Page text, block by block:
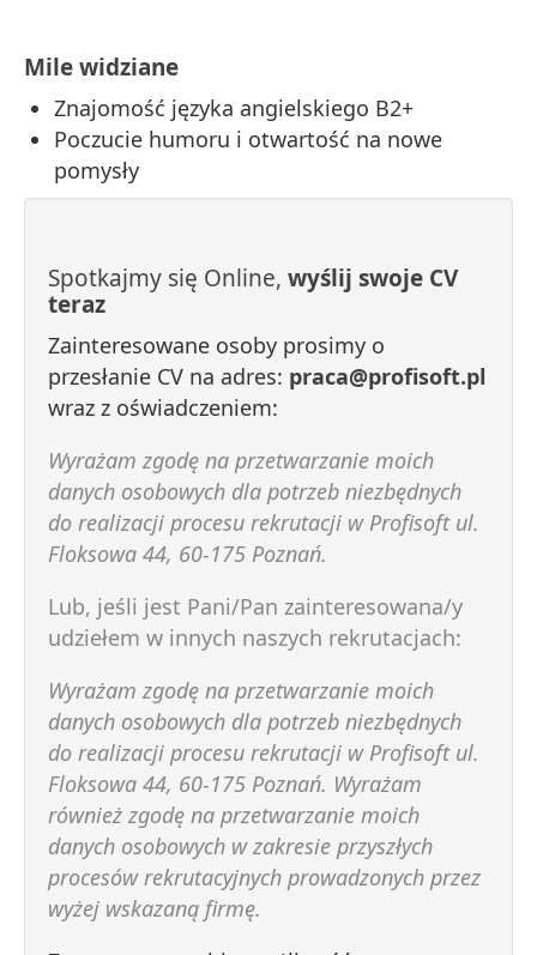
Mile widziane
Znajomość języka angielskiego B2+
Poczucie humoru i otwartość na nowe
pomysły
Spotkajmy się Online, wyślij swoje CV
teraz
Zainteresowane osoby prosimy o
przesłanie CV na adres: praca@profisoft.pl
wraz z oświadczeniem:
Wyrażam zgodę na przetwarzanie moich
danych osobowych dla potrzeb niezbędnych
do realizacji procesu rekrutacji w Profisoft ul.
Floksowa 44, 60-175 Poznań.
Lub, jeśli jest Pani/Pan zainteresowana/y
udziełem w innych naszych rekrutacjach:
Wyrażam zgodę na przetwarzanie moich
danych osobowych dla potrzeb niezbędnych
do realizacji procesu rekrutacji w Profisoft ul.
Floksowa 44, 60-175 Poznań. Wyrażam
również zgodę na przetwarzanie moich
danych osobowych w zakresie przyszłych
procesów rekrutacyjnych prowadzonych przez
wyżej wskazaną firmę.